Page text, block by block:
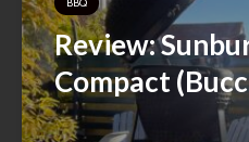
Review:
Compact